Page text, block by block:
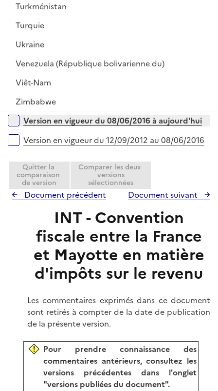
p
l
e
Turkménistan
Turquie
Ukraine
Venezuela (République bolivarienne du)
Viêt-Nam
Zimbabwe
Versions sur la période
Version en vigueur du 08/06/2016 à aujourd'hui
Version en vigueur du 12/09/2012 au 08/06/2016
Quitter la
comparaison
de version
Comparer les deux
versions
sélectionnées
Document précédent Document suivant
INT - Convention
fiscale entre la France
et Mayotte en matière
d'impôts sur le revenu
Les commentaires exprimés dans ce document
sont retirés à compter de la date de publication
de la présente version.
Pour prendre connaissance des
commentaires antérieurs, consultez les
versions précédentes dans l'onglet
"versions publiées du document".